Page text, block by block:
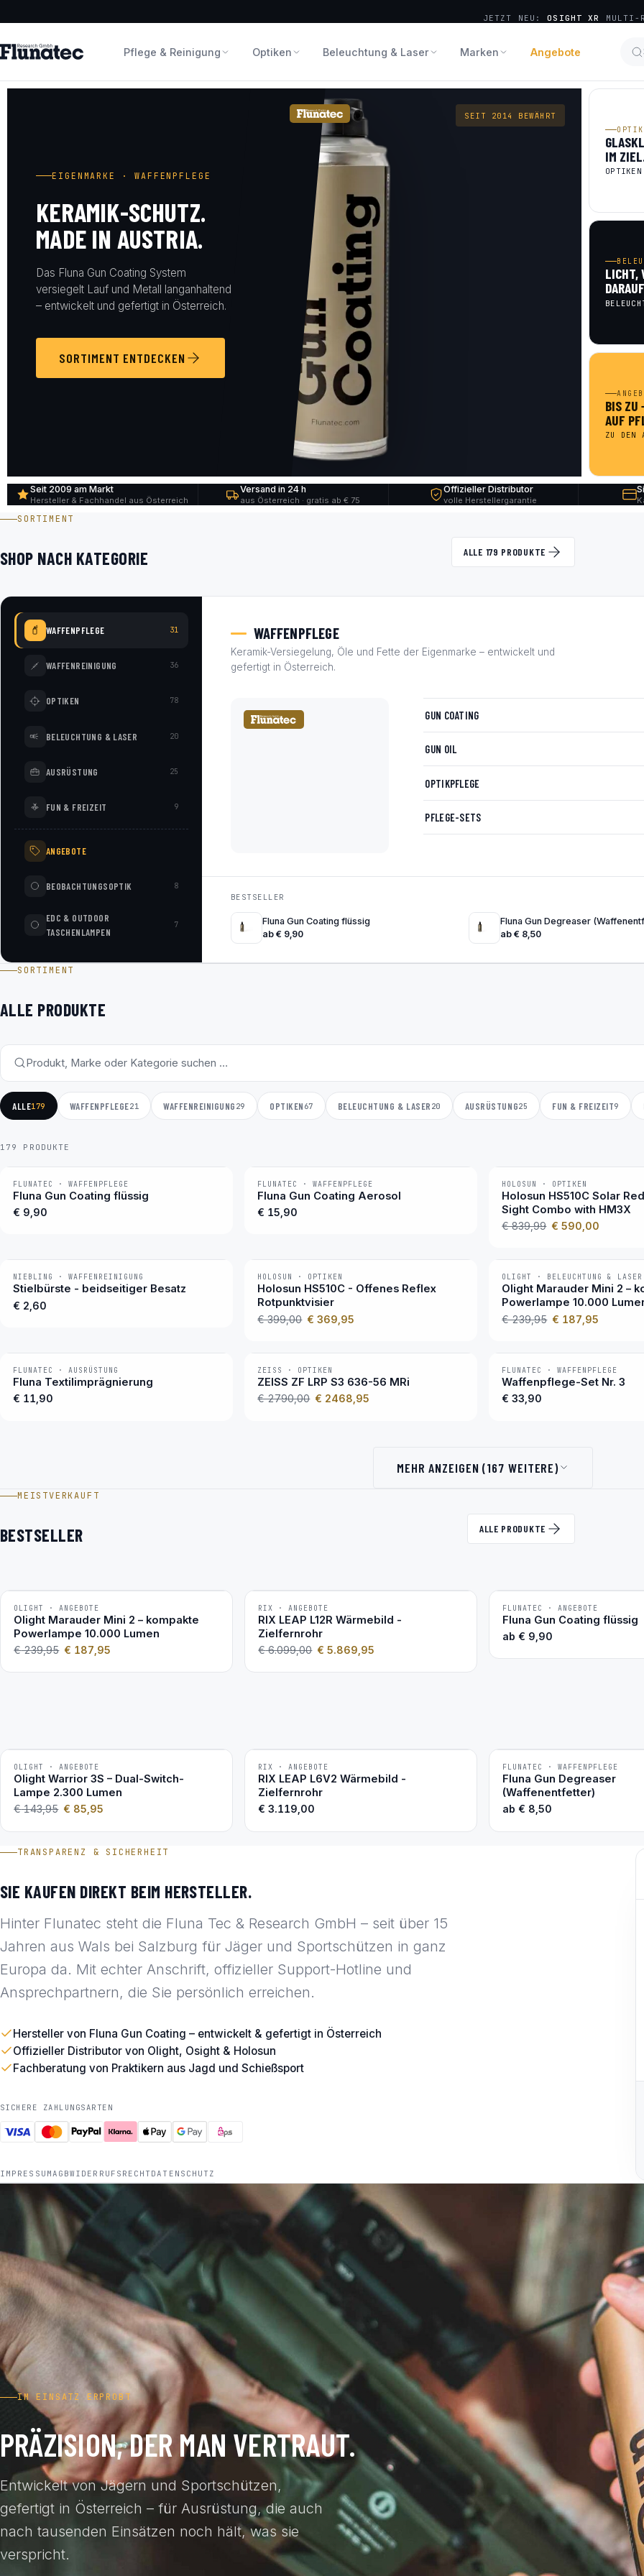
JETZT NEU:OSIGHT XR MULTI-
Pflege & Reinigung Optiken Beleuchtung & Laser Marken Angebote
EIGENMARKE · WAFFENPFLEGE
KERAMIK-SCHUTZ.
MADE IN AUSTRIA.
Das Fluna Gun Coating System
versiegelt Lauf und Metall langanhaltend
– entwickelt und gefertigt in Österreich.
SORTIMENT ENTDECKEN
SEIT 2014 BEWÄHRT
IM
OPTIKEN
LICHT,
BIS ZU
AUF
ZU DEN
Seit 2009 am Markt
Hersteller & Fachhandel aus Österreich
Versand in 24 h
aus Österreich · gratis ab € 75
Offizieller Distributor
volle Herstellergarantie
SORTIMENT
SHOP NACH KATEGORIE ALLE 179 PRODUKTE
WAFFENPFLEGE 31
WAFFENREINIGUNG 36
OPTIKEN 78
BELEUCHTUNG & LASER 20
AUSRÜSTUNG 25
FUN & FREIZEIT 9
ANGEBOTE
BEOBACHTUNGSOPTIK 8
EDC & OUTDOOR
TASCHENLAMPEN
7
WAFFENPFLEGE
Keramik-Versiegelung, Öle und Fette der Eigenmarke – entwickelt und
gefertigt in Österreich.
GUN COATING
GUN OIL
OPTIKPFLEGE
PFLEGE-SETS
BESTSELLER
Fluna Gun Coating flüssig
ab € 9,90
Fluna Gun Degreaser
ab € 8,50
SORTIMENT
ALLE PRODUKTE
ALLE179 WAFFENPFLEGE21 WAFFENREINIGUNG 29 OPTIKEN 67 BELEUCHTUNG & LASER 20 AUSRÜSTUNG25 FUN & FREIZEIT9
179 PRODUKTE
BESTSELLER
FLUNATEC · WAFFENPFLEGE
Fluna Gun Coating flüssig
€ 9,90
BESTSELLER
FLUNATEC · WAFFENPFLEGE
Fluna Gun Coating Aerosol
€ 15,90
−30 %
HOLOSUN · OPTIKEN
Holosun HS510C Solar
Sight Combo with HM3X
€ 839,99 € 590,00
BESTSELLER
NIEBLING · WAFFENREINIGUNG
Stielbürste - beidseitiger Besatz
€ 2,60
−7 %
HOLOSUN · OPTIKEN
Holosun HS510C - Offenes Reflex
Rotpunktvisier
€ 399,00 € 369,95
−22 %
OLIGHT · BELEUCHTUNG & LASER
Olight Marauder Mini 2 –
Powerlampe 10.000
€ 239,95 € 187,95
BESTSELLER
FLUNATEC · AUSRÜSTUNG
Fluna Textilimprägnierung
€ 11,90
−12 %
ZEISS · OPTIKEN
ZEISS ZF LRP S3 636-56 MRi
€ 2790,00 € 2468,95
BESTSELLER
FLUNATEC · WAFFENPFLEGE
Waffenpflege-Set Nr. 3
€ 33,90
MEHR ANZEIGEN (167 WEITERE)
MEISTVERKAUFT
BESTSELLER ALLE PRODUKTE
−22 %
OLIGHT · ANGEBOTE
Olight Marauder Mini 2 – kompakte
Powerlampe 10.000 Lumen
€239,95 € 187,95
−4 %
RIX · ANGEBOTE
RIX LEAP L12R Wärmebild -
Zielfernrohr
€6.099,00 € 5.869,95
BESTSELLER
FLUNATEC · ANGEBOTE
Fluna Gun Coating flüssig
ab € 9,90
−40 %
OLIGHT · ANGEBOTE
Olight Warrior 3S – Dual-Switch-
Lampe 2.300 Lumen
€143,95 € 85,95
RIX · ANGEBOTE
RIX LEAP L6V2 Wärmebild -
Zielfernrohr
€ 3.119,00
BESTSELLER
FLUNATEC · WAFFENPFLEGE
Fluna Gun Degreaser
(Waffenentfetter)
ab € 8,50
TRANSPARENZ & SICHERHEIT
SIE KAUFEN DIREKT BEIM HERSTELLER.
Hinter Flunatec steht die Fluna Tec & Research GmbH – seit über 15
Jahren aus Wals bei Salzburg für Jäger und Sportschützen in ganz
Europa da. Mit echter Anschrift, offizieller Support-Hotline und
Ansprechpartnern, die Sie persönlich erreichen.
Hersteller von Fluna Gun Coating – entwickelt & gefertigt in Österreich
Offizieller Distributor von Olight, Osight & Holosun
Fachberatung von Praktikern aus Jagd und Schießsport
SICHERE ZAHLUNGSARTEN
IMPRESSUMAGBWIDERRUFSRECHT DATENSCHUTZ
IM EINSATZ ERPROBT
PRÄZISION, DER MAN VERTRAUT.
Entwickelt von Jägern und Sportschützen,
gefertigt in Österreich – für Ausrüstung, die auch
nach tausenden Einsätzen noch hält, was sie
verspricht.